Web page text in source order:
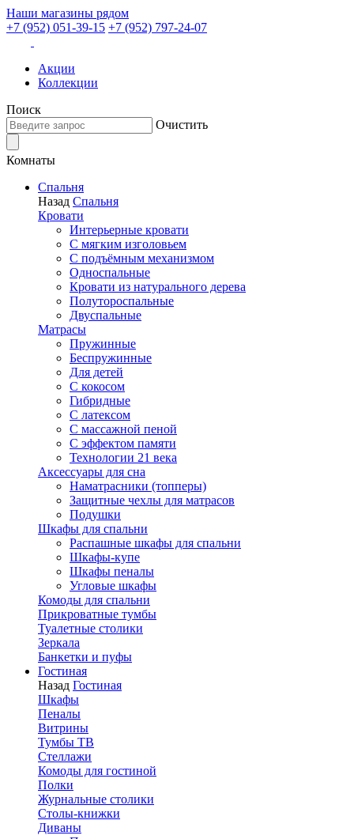
Наши магазины рядом
+7 (952) 051-39-15 +7 (952) 797-24-07
Акции
Коллекции
Поиск
Очистить
Комнаты
Спальня
Назад Спальня
Кровати
Интерьерные кровати
С мягким изголовьем
С подъёмным механизмом
Односпальные
Кровати из натурального дерева
Полутороспальные
Двуспальные
Матрасы
Пружинные
Беспружинные
Для детей
C кокосом
Гибридные
С латексом
С массажной пеной
С эффектом памяти
Технологии 21 века
Аксессуары для сна
Наматрасники (топперы)
Защитные чехлы для матрасов
Подушки
Шкафы для спальни
Распашные шкафы для спальни
Шкафы-купе
Шкафы пеналы
Угловые шкафы
Комоды для спальни
Прикроватные тумбы
Туалетные столики
Зеркала
Банкетки и пуфы
Гостиная
Назад Гостиная
Шкафы
Пеналы
Витрины
Тумбы ТВ
Стеллажи
Комоды для гостиной
Полки
Журнальные столики
Столы-книжки
Диваны